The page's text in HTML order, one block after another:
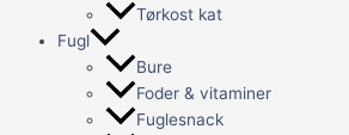
Tørkost kat
Fugl
Bure
Foder & vitaminer
Fuglesnack